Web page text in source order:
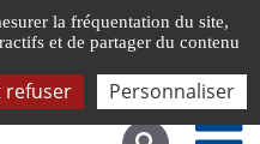
la fréquentation du site,
et de partager du contenu
refuser Personnaliser